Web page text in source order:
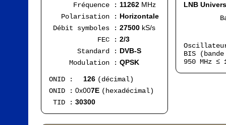
Fréquence : 11262 MHz
Polarisation : Horizontale
Débit symboles : 27500 kS/s
FEC : 2/3
Standard : DVB-S
Modulation : QPSK
ONID : 126 (décimal)
ONID : 0x007E (hexadécimal)
TID : 30300
LNB
BIS
950 MHz ≤